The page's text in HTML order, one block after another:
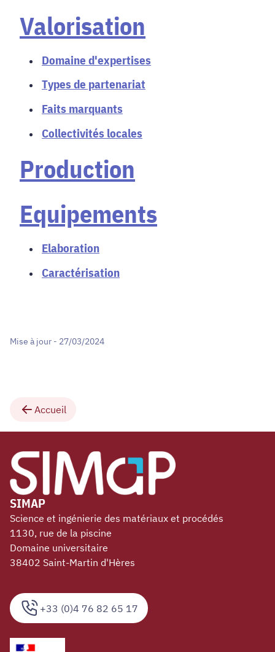
Valorisation
Domaine d'expertises
Types de partenariat
Faits marquants
Collectivités locales
Production
Equipements
Elaboration
Caractérisation
Mise à jour - 27/03/2024
Accueil
+33 (0)4 76 82 65 17
SIMAP
Science et ingénierie des matériaux et procédés
1130, rue de la piscine
Domaine universitaire
38402 Saint-Martin d'Hères